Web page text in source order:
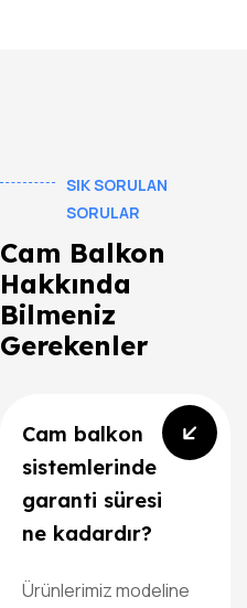
SIK SORULAN
SORULAR
Cam Balkon
Hakkında
Bilmeniz
Gerekenler
Cam balkon
sistemlerinde
garanti süresi
ne kadardır?
Ürünlerimiz modeline